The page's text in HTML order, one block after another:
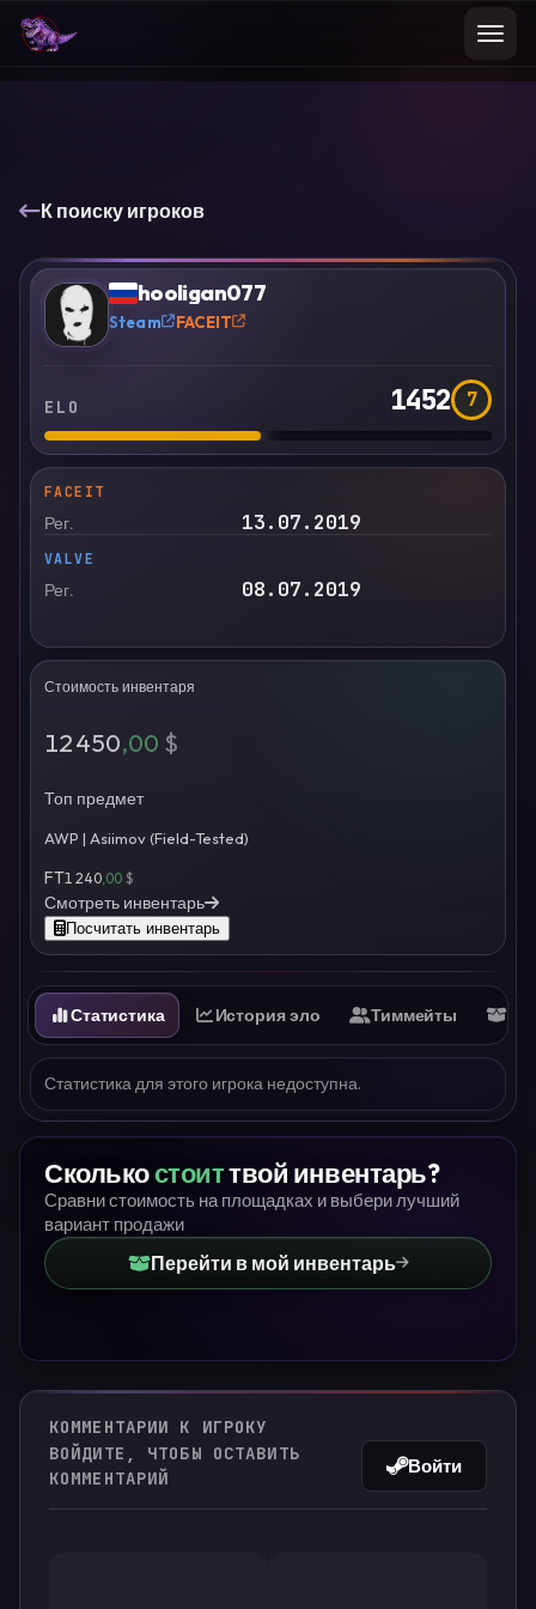
К поиску игроков
? hooligan077
Steam FACEIT
ELO 1452 7
FACEIT
Рег. 13.07.2019
VALVE
Рег. 08.07.2019
Стоимость инвентаря
12 450,00 $
Топ предмет
AWP | Asiimov (Field-Tested)
FT1 240,00 $
Смотреть инвентарь
Посчитать инвентарь
Статистика История эло Тиммейты
Статистика для этого игрока недоступна.
Сколькостоиттвой инвентарь?
Сравни стоимость на площадках и выбери лучший
вариант продажи
Перейти в мой инвентарь
КОММЕНТАРИИ К ИГРОКУ
ВОЙДИТЕ, ЧТОБЫ ОСТАВИТЬ
КОММЕНТАРИЙ
Войти